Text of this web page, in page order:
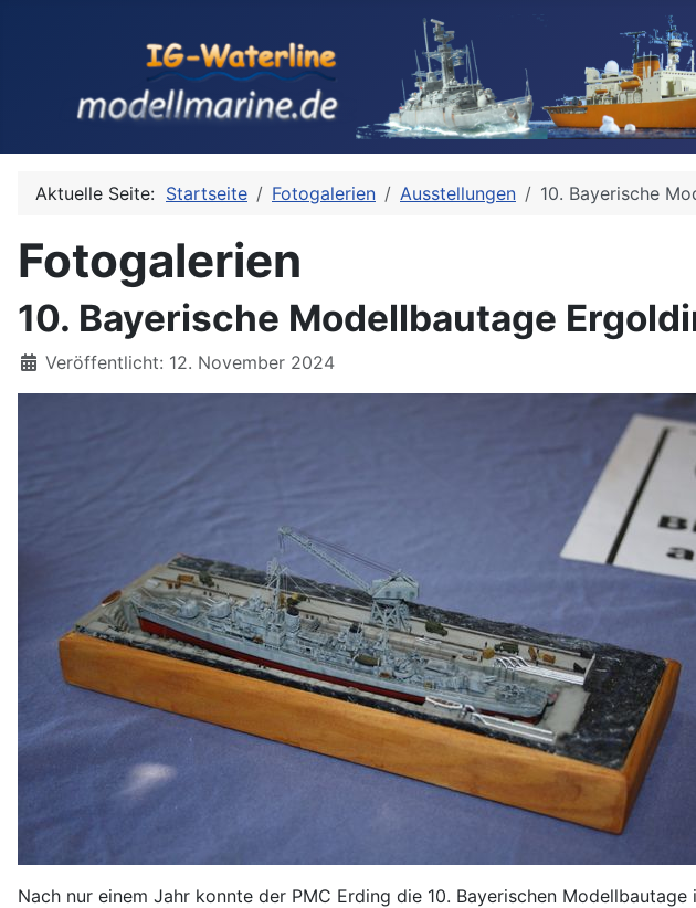
Aktuelle Seite: Startseite Fotogalerien Ausstellungen 10. Bayerische
Fotogalerien
10. Bayerische Modellbautage
Details
Veröffentlicht: 12. November 2024
Nach nur einem Jahr konnte der PMC Erding die 10. Bayerischen